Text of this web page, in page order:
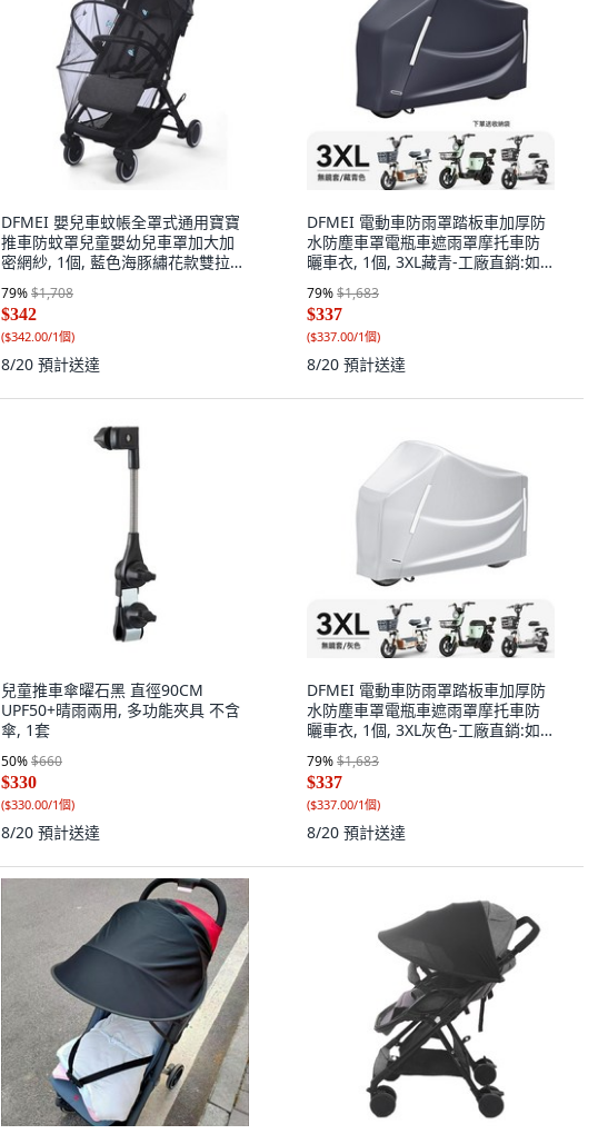
DFMEI 嬰兒車蚊帳全罩式通用寶寶
推車防蚊罩兒童嬰幼兒車罩加大加
密網紗, 1個, 藍色海豚繡花款雙拉鍊
黑邊黑網送防蚊扣:如圖
79%$1,708
$342
($342.00/1個)
8/20 預計送達
DFMEI 電動車防雨罩踏板車加厚防
水防塵車罩電瓶車遮雨罩摩托車防
曬車衣, 1個, 3XL藏青-工廠直銷:如
79%$1,683
$337
($337.00/1個)
8/20 預計送達
兒童推車傘曜石黑 直徑90CM
UPF50+晴雨兩用, 多功能夾具 不含
傘, 1套
50%$660
$330
($330.00/1個)
8/20 預計送達
DFMEI 電動車防雨罩踏板車加厚防
水防塵車罩電瓶車遮雨罩摩托車防
曬車衣, 1個, 3XL灰色-工廠直銷:如
79%$1,683
$337
($337.00/1個)
8/20 預計送達